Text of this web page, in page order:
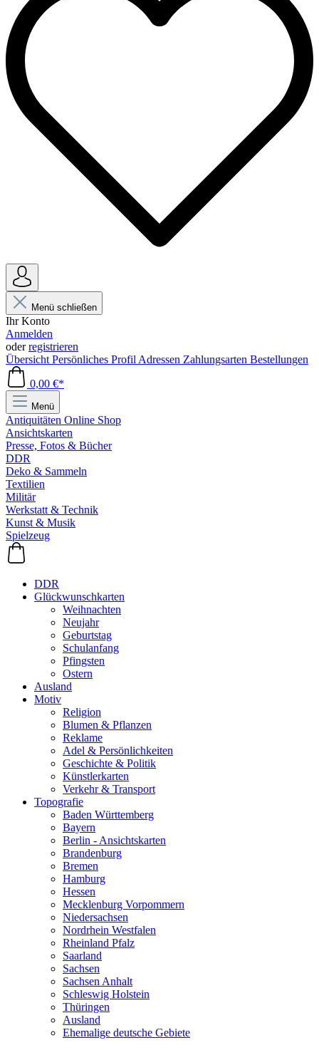
Menü schließen
Ihr Konto
Anmelden
oderregistrieren
Übersicht Persönliches Profil Adressen Zahlungsarten Bestellungen
0,00 €*
Menü
Antiquitäten Online Shop
Ansichtskarten
Presse, Fotos & Bücher
DDR
Deko & Sammeln
Textilien
Militär
Werkstatt & Technik
Kunst & Musik
Spielzeug
DDR
Glückwunschkarten
Weihnachten
Neujahr
Geburtstag
Schulanfang
Pfingsten
Ostern
Ausland
Motiv
Religion
Blumen & Pflanzen
Reklame
Adel & Persönlichkeiten
Geschichte & Politik
Künstlerkarten
Verkehr & Transport
Topografie
Baden Württemberg
Bayern
Berlin - Ansichtskarten
Brandenburg
Bremen
Hamburg
Hessen
Mecklenburg Vorpommern
Niedersachsen
Nordrhein Westfalen
Rheinland Pfalz
Saarland
Sachsen
Sachsen Anhalt
Schleswig Holstein
Thüringen
Ausland
Ehemalige deutsche Gebiete